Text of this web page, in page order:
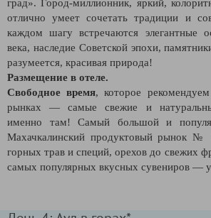
град». Город-миллионник, яркий,
отлично умеет сочетать традиции и
каждом шагу встречаются элегантные
века, наследие Советской эпохи,
разумеется, красивая природа!
Размещение в отеле.
Свободное время, которое
рынках — самые свежие и
именно там! Самый большой и
Махачкалинский продуктовый рынок №
горных трав и специй, орехов до свежих
самых популярных вкусных сувениров —